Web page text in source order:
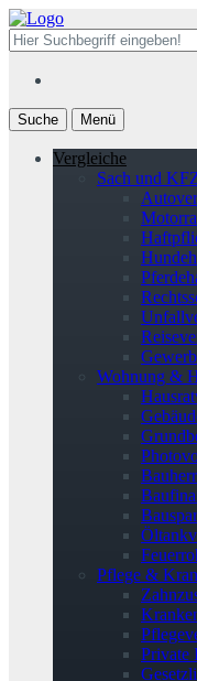
Suche Menü
Vergleiche
Sach und
Wohnung &
Pflege &
Private